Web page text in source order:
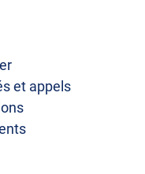
et appels